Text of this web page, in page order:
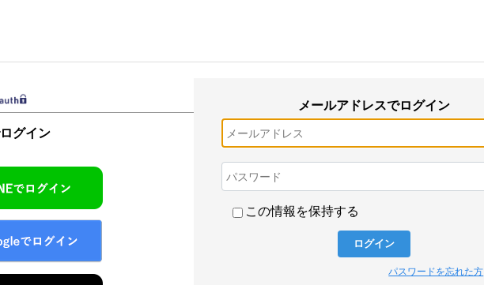
グイン
メールアドレスでログイン
この情報を保持する
パスワードを忘れた方